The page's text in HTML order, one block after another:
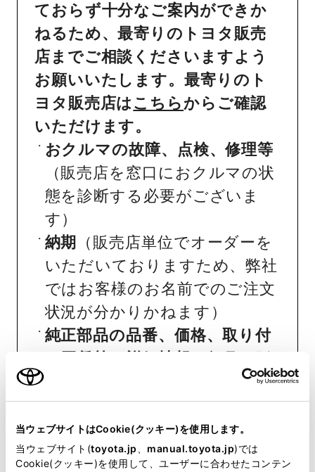
当ウェブサイトはCookie(クッキー)を使用します。
当ウェブサイト(toyota.jp manual.toyota.jp)では
Cookie(クッキー)を使用して、ユーザーに合わせたコンテン
ておらず十分なご案内ができか
ねるため、最寄りのトヨタ販売
店までご相談くださいますよう
お願いいたします。最寄りのト
ヨタ販売店はこちら からご確認
いただけます。
おクルマの故障、点検、修理等
（販売店を窓口におクルマの状
態を診断する必要がございま
す）
納期
（販売店単位でオーダーを
いただいておりますため、弊社
ではお客様のお名前でのご注文
状況が分かりかねます）
純正部品の品番、価格、取り付
売、取り付け等は販売店を窓口
にご相談いただけますと幸いで
す）
トヨタ販売店へのお問い合わせ